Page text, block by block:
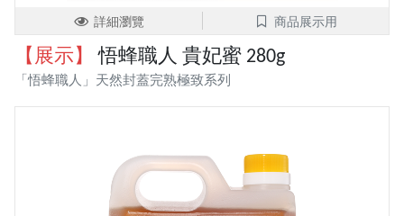
詳細瀏覽 商品展示用
【展示】 悟蜂職人 貴妃蜜 280g
「悟蜂職人」天然封蓋完熟極致系列